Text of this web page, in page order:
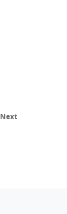
Next